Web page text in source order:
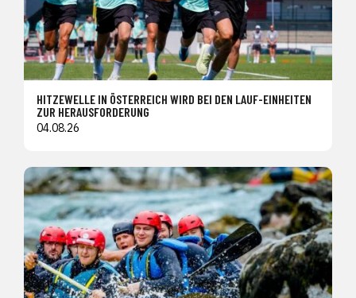
HITZEWELLE IN ÖSTERREICH WIRD BEI DEN LAUF-EINHEITEN
ZUR HERAUSFORDERUNG
04.08.26